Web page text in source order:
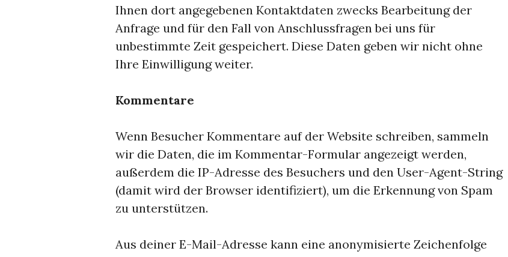
Ihnen dort angegebenen Kontaktdaten zwecks Bearbeitung der
Anfrage und für den Fall von Anschlussfragen bei uns für
unbestimmte Zeit gespeichert. Diese Daten geben wir nicht ohne
Ihre Einwilligung weiter.
Kommentare
Wenn Besucher Kommentare auf der Website schreiben, sammeln
wir die Daten, die im Kommentar-Formular angezeigt werden,
außerdem die IP-Adresse des Besuchers und den User-Agent-String
(damit wird der Browser identifiziert), um die Erkennung von Spam
zu unterstützen.
Aus deiner E-Mail-Adresse kann eine anonymisierte Zeichenfolge